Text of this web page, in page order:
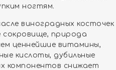
ногтям.
виноградных косточек
природа
ценнейшие витамины,
кислоты, дубильные
компонентов снижает